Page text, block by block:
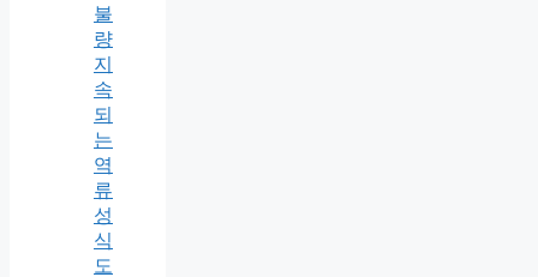
불
량
지
속
되
는
역
류
성
식
도